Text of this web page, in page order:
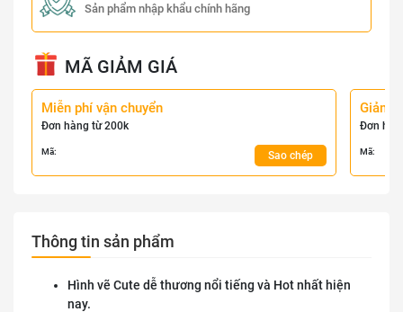
Sản phẩm nhập khẩu chính hãng
MÃ GIẢM GIÁ
Miễn phí vận chuyển
Đơn hàng từ 200k
Mã: Sao chép
Giảm
Đơn
Mã:
Thông tin sản phẩm
Hình vẽ Cute dễ thương nổi tiếng và Hot nhất hiện
nay.